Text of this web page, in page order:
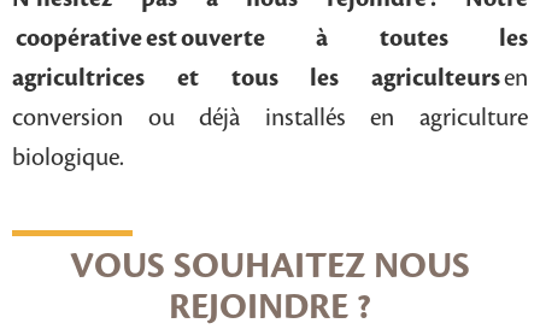
coopérativeestouverte à toutes les
agricultrices et tous les agriculteursen
conversion ou déjà installés en agriculture
biologique.
VOUS SOUHAITEZ NOUS
REJOINDRE ?